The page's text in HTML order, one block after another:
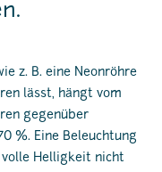
z. B. eine Neonröhre
lässt, hängt vom
gegenüber
%. Eine Beleuchtung
Helligkeit nicht